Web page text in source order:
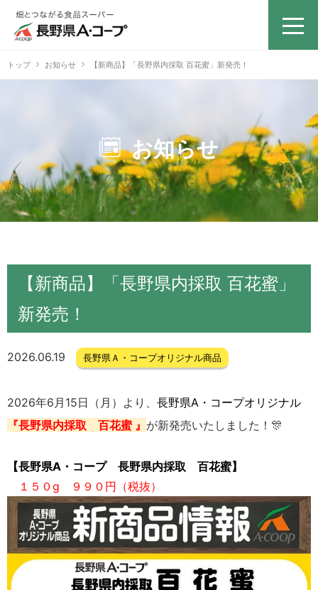
トップ お知らせ 【新商品】「長野県内採取 百花蜜」新発売！
お知らせ
【新商品】「長野県内採取 百花蜜」
新発売！
2026.06.19 長野県Ａ・コープオリジナル商品
2026年6月15日（月）より、 長野県A・コープオリジナル
『長野県内採取 百花蜜 』 が新発売いたしました！🎊
【長野県A・コープ 長野県内採取 百花蜜】
１５０g ９９０円（税抜）